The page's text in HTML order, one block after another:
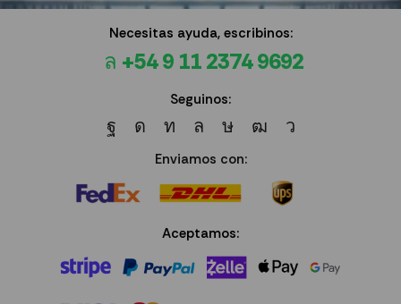
Necesitas ayuda, escribinos:
+54 9 11 2374 9692
Seguinos:
Enviamos con:
Aceptamos: